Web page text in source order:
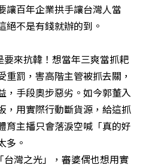
讓百年企業拱手讓台灣人當
絕不是有錢就辦的到。
來抗韓！想當年三爽當抓耙
罰，害高階主管被抓去關，
，手段奧步惡劣。如今郭董入
，用實際行動斷貨源，給這抓
育主播只會落淚空喊「真的好
多。
灣之光」，審婆偶也想用實